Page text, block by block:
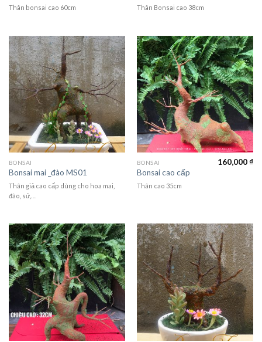
Thân bonsai cao 60cm Thân Bonsai cao 38cm
BONSAI
Bonsai mai _đào MS01
Thân giả cao cấp dùng cho hoa mai,
đào, sứ,…
BONSAI
Bonsai cao cấp
160,000₫
Thân cao 35cm